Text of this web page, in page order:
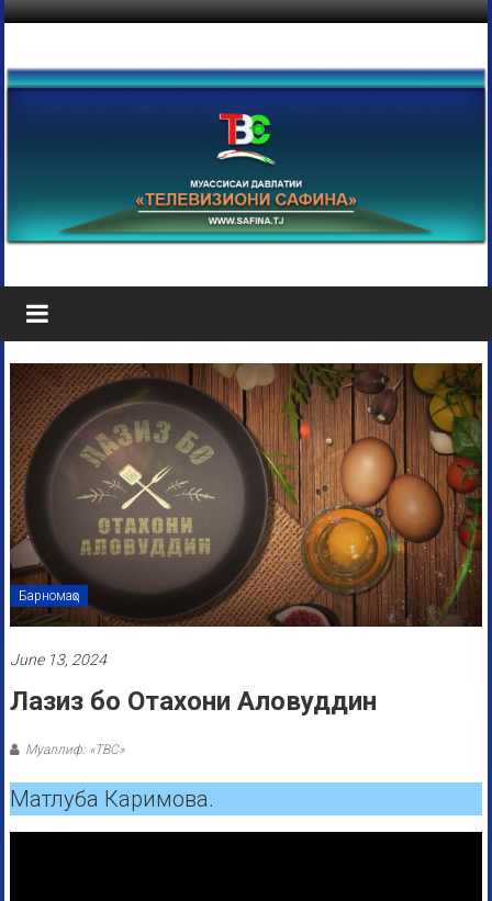
Барномаҳо
June 13, 2024
Лазиз бо Отахони Аловуддин
Муаллиф: «ТВС»
Матлуба Каримова.